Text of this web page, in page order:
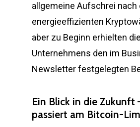
allgemeine Aufschrei nach
energieeffizienten
aber zu Beginn erhielten
Unternehmens den im
Newsletter festgelegten
Ein Blick in die Zukunft
passiert am Bitcoin-